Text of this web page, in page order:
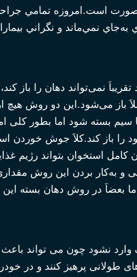
صورت است.امروزه تمامي
نمي‌ماند و نگراني
نمی‌تواند دهان را باز کند،
باز می‌شود.این دو روش هیچ
بسته شود اما بطور کلی
را باز کند.کلاَ جوش خوردن
استخوان بتواند رژیم
و به‌کار بردن این روش
در روش دهان بسته این
نشود چون می تواند باعث
پرهیز کنند و در